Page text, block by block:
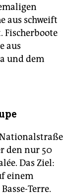
aus schweift
Fischerboote
aus
und dem
Nationalstraße
den nur 50
Das Ziel:
einem
Terre.